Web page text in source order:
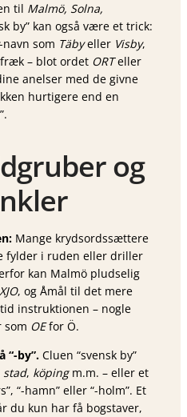
til Malmö, Solna,
by” kan også være et trick:
-navn som Täbyeller Visby,
– blot ordet ORTeller
anelser med de givne
hurtigere end en
og
Mange krydsordssættere
fylder i ruden eller driller
kan Malmö pludselig
, og Åmål til det mere
instruktionen – nogle
som OEfor Ö.
“-by”. Cluen “svensk by”
stad, köpingm.m. – eller et
“-hamn” eller “-holm”. Et
du kun har få bogstaver,